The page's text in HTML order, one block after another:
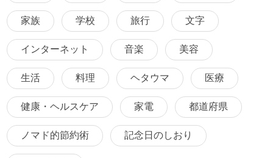
家族 学校 旅行 文字
インターネット 音楽 美容
生活 料理 ヘタウマ 医療
健康・ヘルスケア 家電 都道府県
ノマド的節約術 記念日のしおり